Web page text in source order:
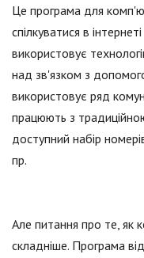
Це програма для
спілкуватися в
використовує
над зв'язком з
використовує ряд
працюють з
доступний набір
пр.
Але питання про те, як
складніше. Програма